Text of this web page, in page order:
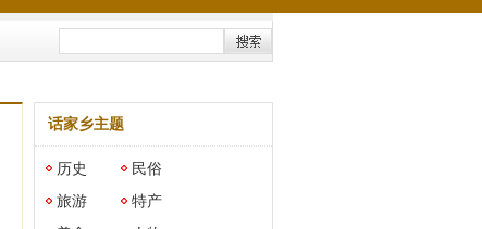
话家乡主题
历史
民俗
旅游
特产